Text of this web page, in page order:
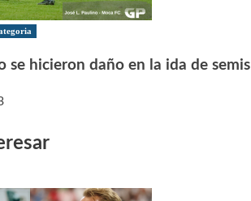
se hicieron daño en la ida de semis